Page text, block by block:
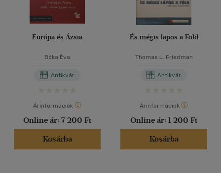
Európa és Ázsia
Bóka Éva
Antikvár
Árinformációk
Online ár: 7 200 Ft
Kosárba
És mégis lapos a Föld
Thomas L. Friedman
Antikvár
Árinformációk
Online ár: 1 200 Ft
Kosárba